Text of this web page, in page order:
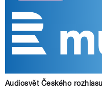
Audiosvět Českého